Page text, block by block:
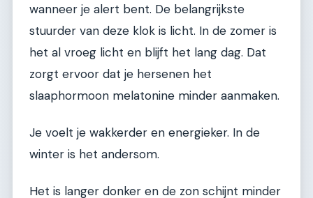
wanneer je alert bent. De belangrijkste
stuurder van deze klok is licht. In de zomer is
het al vroeg licht en blijft het lang dag. Dat
zorgt ervoor dat je hersenen het
slaaphormoon melatonine minder aanmaken.
Je voelt je wakkerder en energieker. In de
winter is het andersom.
Het is langer donker en de zon schijnt minder